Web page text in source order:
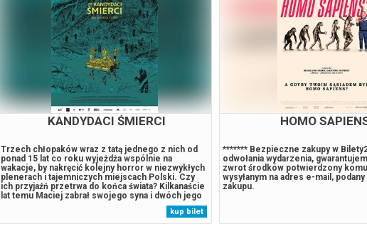
KANDYDACI ŚMIERCI
Trzech chłopaków wraz z tatą jednego z nich od
ponad 15 lat co roku wyjeżdża wspólnie na
wakacje, by nakręcić kolejny horror w niezwykłych
plenerach i tajemniczych miejscach Polski. Czy
ich przyjaźń przetrwa do końca świata? Kilkanaście
lat temu Maciej zabrał swojego syna i dwóch jego
kolegów na wakacje, podczas których wspólnie
nakręcili horror. Chciał w ten sposób odciągnąć
chłopców od komputerów....
kup bilet
HOMO
******* Bezpieczne zakupy w
odwołania wydarzenia,
zwrot środków potwierdzony
wysyłanym na adres e-mail,
zakupu.